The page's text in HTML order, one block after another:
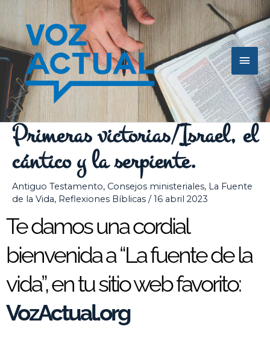
contenido
Primeras victorias/Israel, el
cántico y la serpiente.
Antiguo Testamento, Consejos ministeriales, La Fuente
de la Vida, Reflexiones Bíblicas /16 abril 2023
Te damos una cordial
bienvenida a “La fuente de la
vida”, en tu sitio web favorito:
VozActual.org